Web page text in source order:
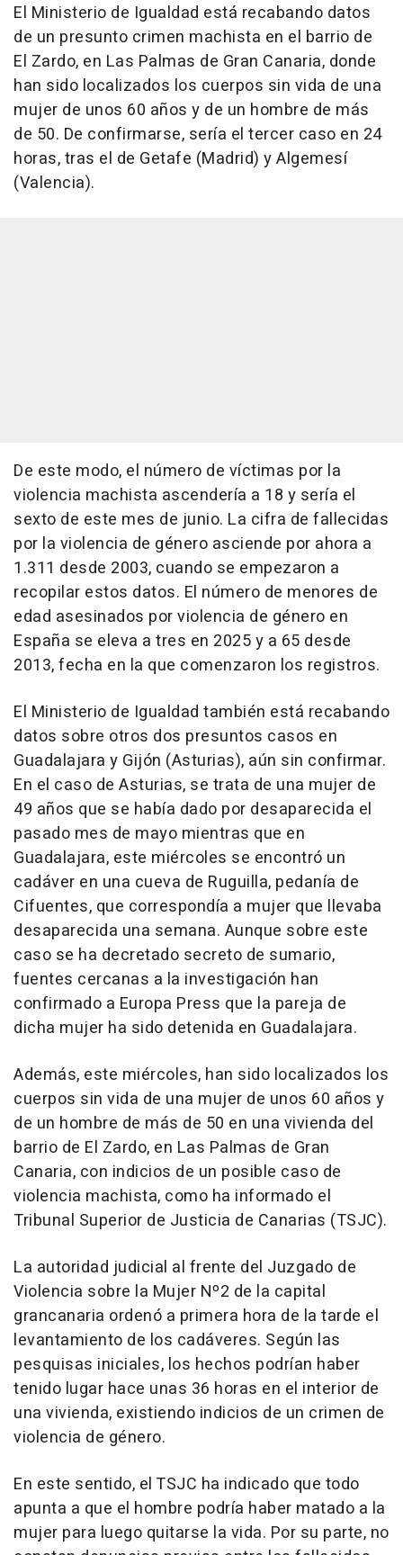
El Ministerio de Igualdad está recabando datos
de un presunto crimen machista en el barrio de
El Zardo, en Las Palmas de Gran Canaria, donde
han sido localizados los cuerpos sin vida de una
mujer de unos 60 años y de un hombre de más
de 50. De confirmarse, sería el tercer caso en 24
horas, tras el de Getafe (Madrid) y Algemesí
(Valencia).
De este modo, el número de víctimas por la
violencia machista ascendería a 18 y sería el
sexto de este mes de junio. La cifra de fallecidas
por la violencia de género asciende por ahora a
1.311 desde 2003, cuando se empezaron a
recopilar estos datos. El número de menores de
edad asesinados por violencia de género en
España se eleva a tres en 2025 y a 65 desde
2013, fecha en la que comenzaron los registros.
El Ministerio de Igualdad también está recabando
datos sobre otros dos presuntos casos en
Guadalajara y Gijón (Asturias), aún sin confirmar.
En el caso de Asturias, se trata de una mujer de
49 años que se había dado por desaparecida el
pasado mes de mayo mientras que en
Guadalajara, este miércoles se encontró un
cadáver en una cueva de Ruguilla, pedanía de
Cifuentes, que correspondía a mujer que llevaba
desaparecida una semana. Aunque sobre este
caso se ha decretado secreto de sumario,
fuentes cercanas a la investigación han
confirmado a Europa Press que la pareja de
dicha mujer ha sido detenida en Guadalajara.
Además, este miércoles, han sido localizados los
cuerpos sin vida de una mujer de unos 60 años y
de un hombre de más de 50 en una vivienda del
barrio de El Zardo, en Las Palmas de Gran
Canaria, con indicios de un posible caso de
violencia machista, como ha informado el
Tribunal Superior de Justicia de Canarias (TSJC).
La autoridad judicial al frente del Juzgado de
Violencia sobre la Mujer Nº2 de la capital
grancanaria ordenó a primera hora de la tarde el
levantamiento de los cadáveres. Según las
pesquisas iniciales, los hechos podrían haber
tenido lugar hace unas 36 horas en el interior de
una vivienda, existiendo indicios de un crimen de
violencia de género.
En este sentido, el TSJC ha indicado que todo
apunta a que el hombre podría haber matado a la
mujer para luego quitarse la vida. Por su parte, no